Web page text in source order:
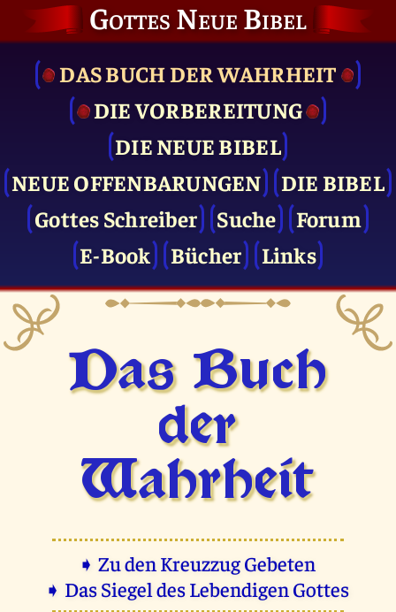
Gottes Neue Bibel
DAS BUCH DER WAHRHEIT
DIE VOR­BEREITUNG
DIE NEUE BIBEL
NEUE OFFENBARUNGEN
DIE BIBEL
Gottes Schreiber
Suche
Forum
E-Book
Bücher Links
Das Buch
der
Wahrheit
➧ Zu den Kreuzzug Gebeten
➧ Das Siegel des Lebendigen Gottes